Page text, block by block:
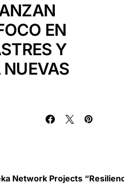
EN
Y
Network Projects